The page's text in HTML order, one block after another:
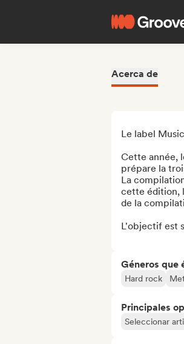
Acerca de
Le label
Cette année,
prépare la
La
cette édition,
de la
L'objectif est
Géneros que
Hard rock
Principales
Seleccionar